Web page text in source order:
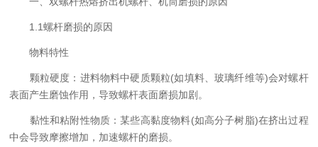
1.1螺杆磨损的原因
物料特性
颗粒硬度：进料物料中硬质颗粒(如填料、玻璃纤维等)会对螺杆
表面产生磨蚀作用，导致螺杆表面磨损加剧。
黏性和粘附性物质：某些高黏度物料(如高分子树脂)在挤出过程
中会导致摩擦增加，加速螺杆的磨损。